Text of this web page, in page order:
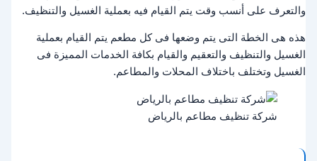
والتعرف على أنسب وقت يتم القيام فيه بعملية الغسيل والتنظيف.
هذه هى الخطة التى يتم وضعها فى كل مطعم يتم القيام بعملية
الغسيل والتنظيف والتعقيم والقيام بكافة الخدمات المميزة فى
الغسيل وتختلف باختلاف المحلات والمطاعم.
شركة تنظيف مطاعم بالرياض